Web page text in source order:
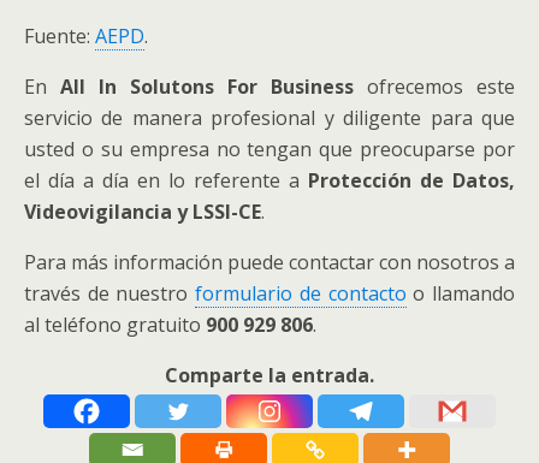
Fuente: AEPD.
En All In Solutons For Business ofrecemos este
servicio de manera profesional y diligente para que
usted o su empresa no tengan que preocuparse por
el día a día en lo referente a Protección de Datos,
Videovigilancia y LSSI-CE.
Para más información puede contactar con nosotros a
través de nuestroformulario de contacto o llamando
al teléfono gratuito 900 929 806.
Comparte la entrada.